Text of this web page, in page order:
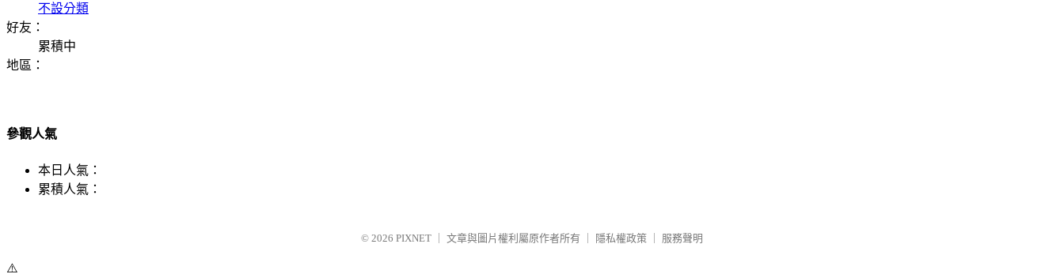
不設分類
好友：
累積中
地區：
參觀人氣
本日人氣：
累積人氣：
© 2026 PIXNET 文章與圖片權利屬原作者所有 隱私權政策 服務聲明
⚠️